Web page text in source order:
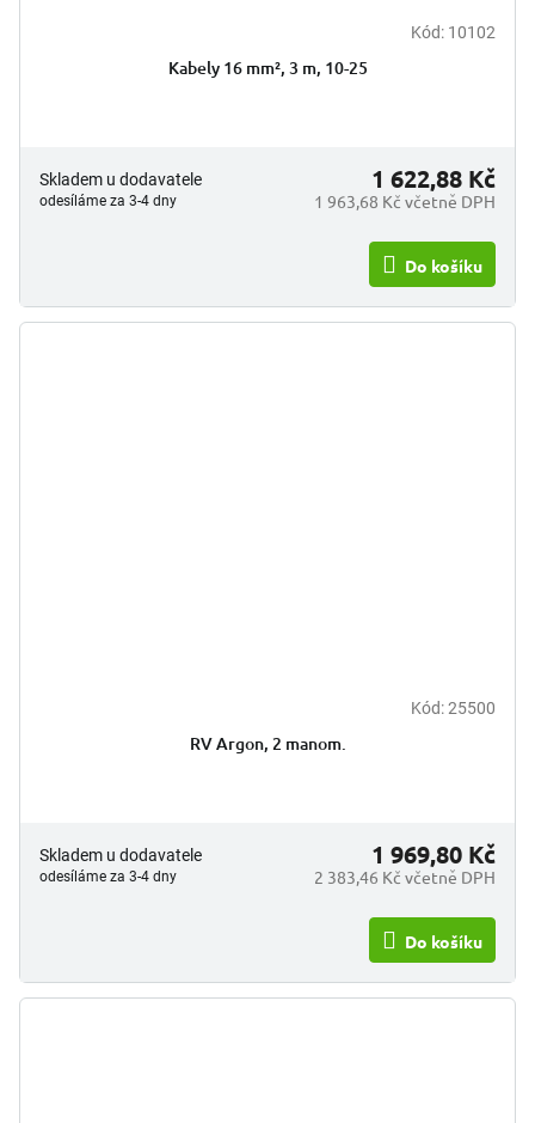
Kód: 10102
Kabely 16 mm², 3 m, 10-25
Skladem u dodavatele
odesíláme za 3-4 dny 1 963,68 Kč včetně DPH
1 622,88 Kč
Do košíku
Kód:25500
RV Argon, 2 manom.
Skladem u dodavatele
odesíláme za 3-4 dny 2 383,46 Kč včetně DPH
1 969,80 Kč
Do košíku